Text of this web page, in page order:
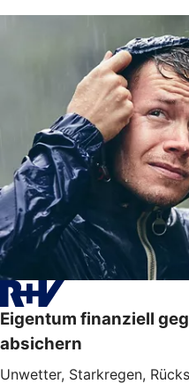
Eigentum finanziell
absichern
Unwetter, Starkregen,